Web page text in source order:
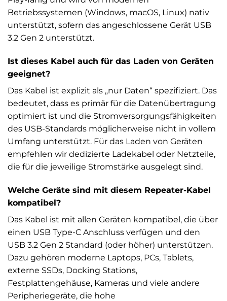
Betriebssystemen (Windows, macOS, Linux) nativ
unterstützt, sofern das angeschlossene Gerät USB
3.2 Gen 2 unterstützt.
Ist dieses Kabel auch für das Laden von Geräten
geeignet?
Das Kabel ist explizit als „nur Daten“ spezifiziert. Das
bedeutet, dass es primär für die Datenübertragung
optimiert ist und die Stromversorgungsfähigkeiten
des USB-Standards möglicherweise nicht in vollem
Umfang unterstützt. Für das Laden von Geräten
empfehlen wir dedizierte Ladekabel oder Netzteile,
die für die jeweilige Stromstärke ausgelegt sind.
Welche Geräte sind mit diesem Repeater-Kabel
kompatibel?
Das Kabel ist mit allen Geräten kompatibel, die über
einen USB Type-C Anschluss verfügen und den
USB 3.2 Gen 2 Standard (oder höher) unterstützen.
Dazu gehören moderne Laptops, PCs, Tablets,
externe SSDs, Docking Stations,
Festplattengehäuse, Kameras und viele andere
Peripheriegeräte, die hohe